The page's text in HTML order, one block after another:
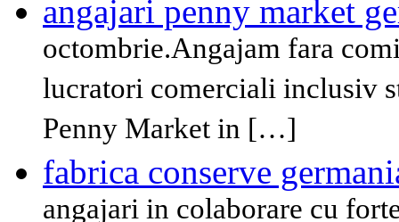
angajari penny market
octombrie.Angajam fara
lucratori comerciali inclusiv
Penny Market in […]
fabrica conserve
angajari in colaborare cu